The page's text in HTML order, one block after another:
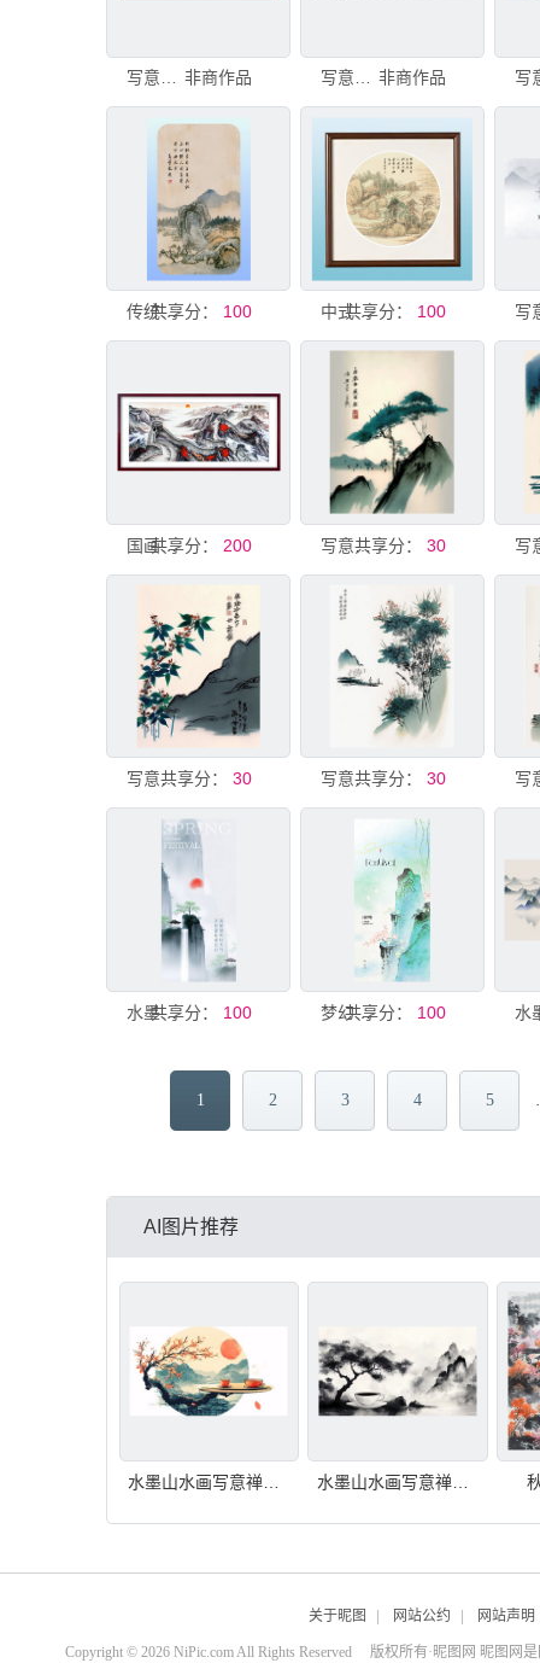
写意青绿山水画 非商作品 写意山水画 非商作品
传统写意山水画 壁垫
共享分： 100 中式小青绿写意山水画
共享分： 100
国画山水画
共享分： 200 写意山水画
共享分： 30
写意山水画
共享分： 30 写意山水画
共享分： 30
水墨山水春日意境图
共享分： 100 梦幻山水意境插画
共享分： 100
1 2 3 4 5
AI图片推荐
水墨山水画写意禅茶道
关于昵图 | 网站公约 | 网站声明
Copyright © 2026 NiPic.com All Rights Reserved 版权所有·昵图网 昵图网